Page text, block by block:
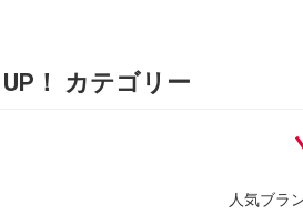
UP！ カテゴリー
人気ブラ